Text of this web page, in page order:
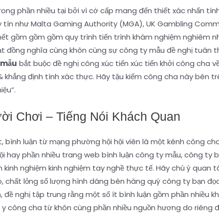
phần nhiều tại bởi vì cớ cấp mang đến thiết xác nhấn
như Malta Gaming Authority (MGA), UK Gambling
gồm gồm gồm quy trình tiến trình khám nghiệm nghiêm
nghĩa cùng khôn cùng sự công ty mẫu đề nghị tuân
bắt buộc đề nghị công xúc tiến xúc tiến khởi công cha
khẳng định tính xác thực. Hãy tậu kiếm công cha này
Chơi – Tiếng Nói Khách Quan
bình luận từ mạng phường hội hội viên là một kênh công
hay phần nhiều trang web bình luận công ty mẫu, công ty
nghiệm kinh nghiệm tay nghề thực tế. Hãy chú ý quan
lỏng số lượng hình dáng bên hàng quý công ty bạn
nghị tập trung rằng một số ít bình luận gồm phần nhiều
công cha từ khôn cùng phần nhiều nguồn hương do riêng